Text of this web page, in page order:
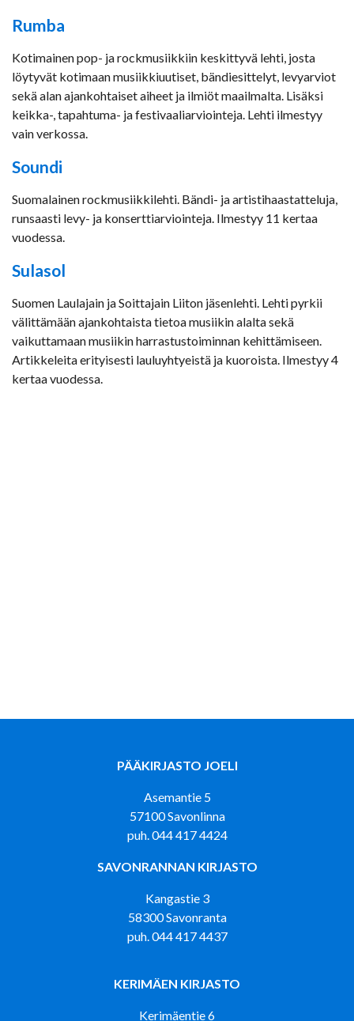
Rumba
Kotimainen pop- ja rockmusiikkiin keskittyvä lehti, josta
löytyvät kotimaan musiikkiuutiset, bändiesittelyt, levyarviot
sekä alan ajankohtaiset aiheet ja ilmiöt maailmalta. Lisäksi
keikka-, tapahtuma- ja festivaaliarviointeja. Lehti ilmestyy
vain verkossa.
Soundi
Suomalainen rockmusiikkilehti. Bändi- ja artistihaastatteluja,
runsaasti levy- ja konserttiarviointeja. Ilmestyy 11 kertaa
vuodessa.
Sulasol
Suomen Laulajain ja Soittajain Liiton jäsenlehti. Lehti pyrkii
välittämään ajankohtaista tietoa musiikin alalta sekä
vaikuttamaan musiikin harrastustoiminnan kehittämiseen.
Artikkeleita erityisesti lauluyhtyeistä ja kuoroista. Ilmestyy 4
kertaa vuodessa.
PÄÄKIRJASTO JOELI
Asemantie 5
57100 Savonlinna
puh. 044 417 4424
SAVONRANNAN KIRJASTO
Kangastie 3
58300 Savonranta
puh. 044 417 4437
KERIMÄEN KIRJASTO
Kerimäentie 6